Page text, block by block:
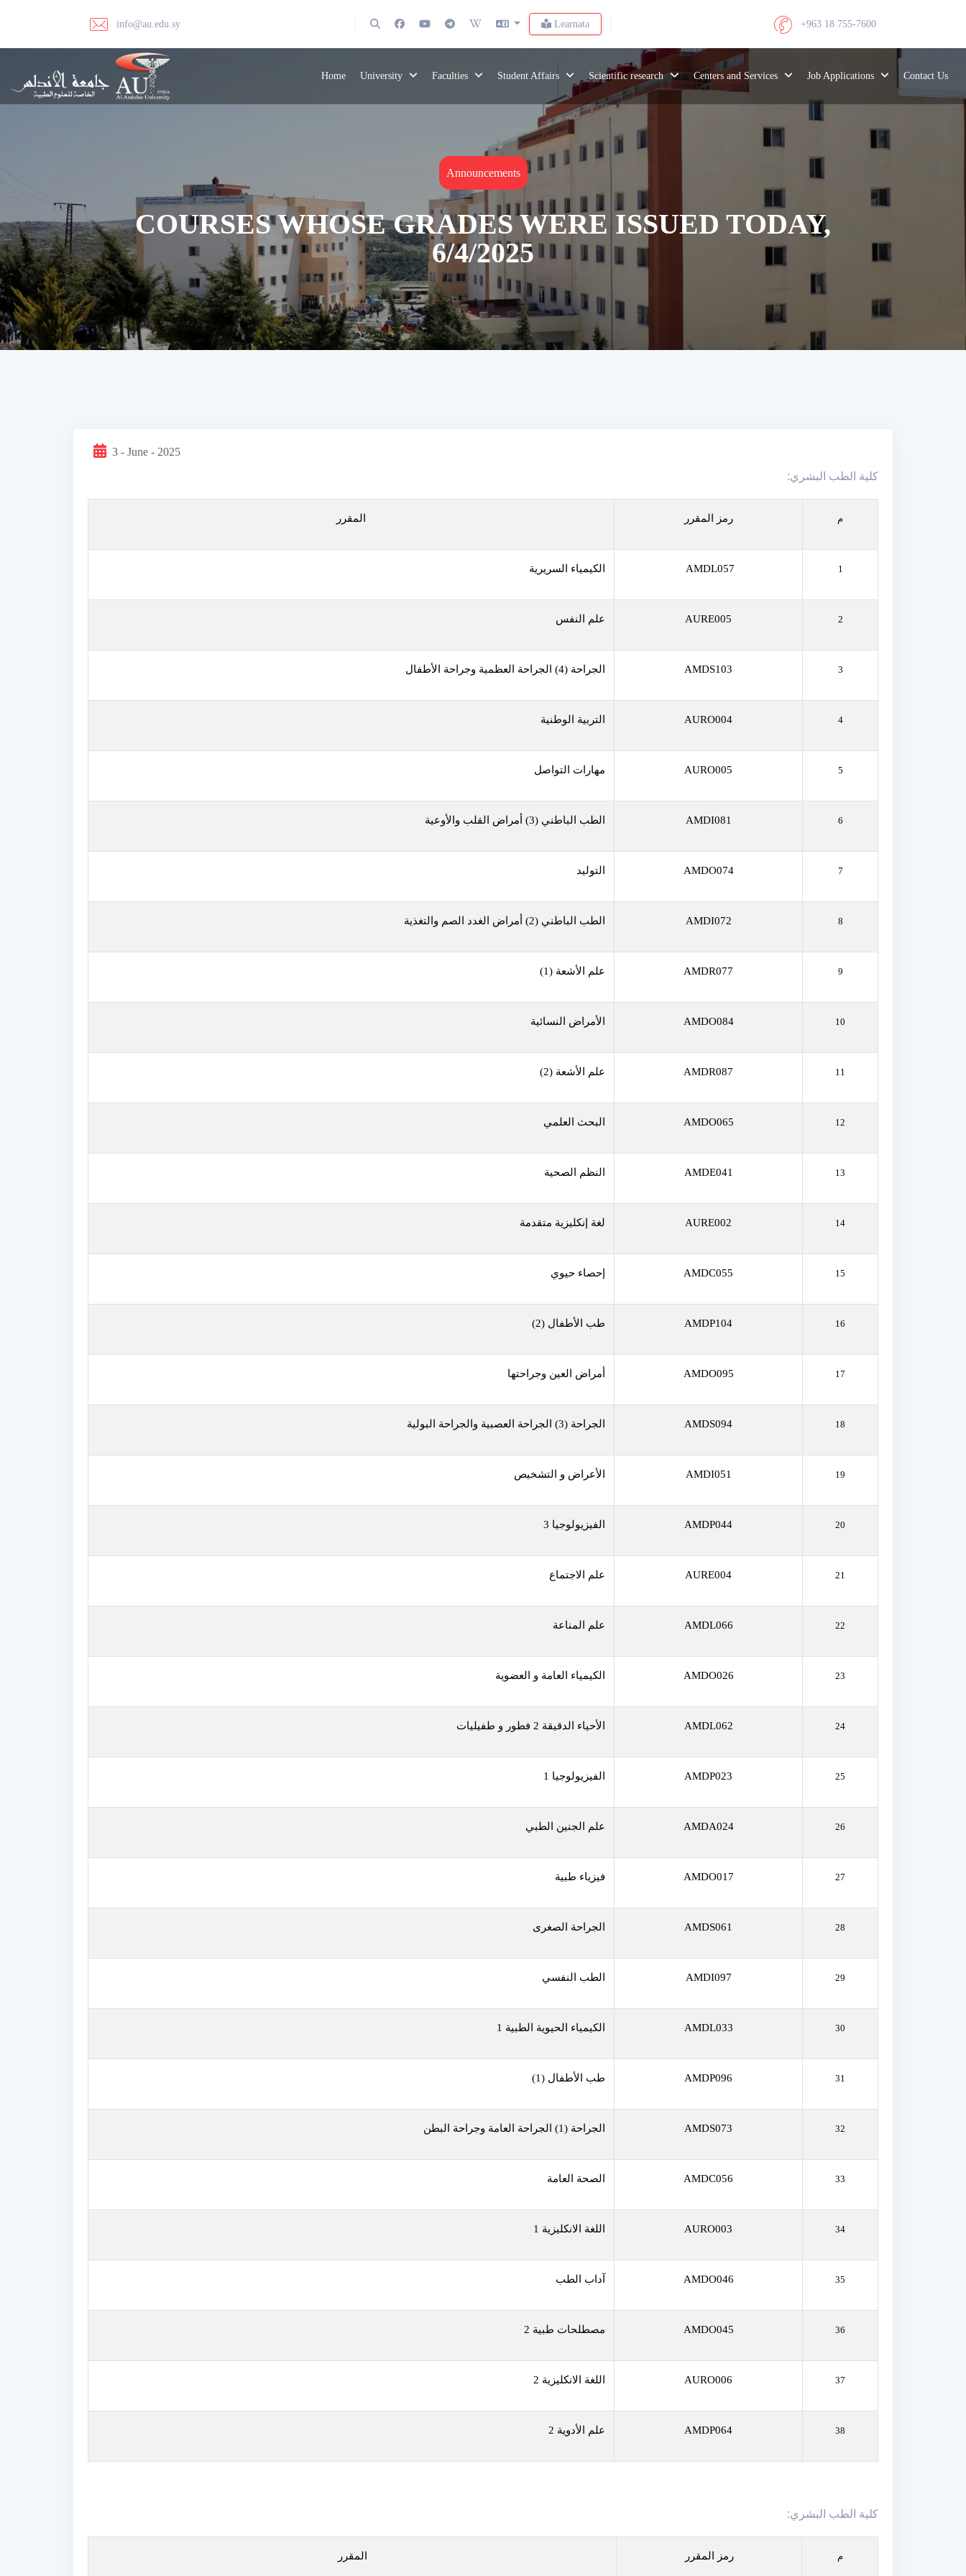
info@au.edu.sy Learnata +963 18 755-7600
Home University Faculties Student Affairs Scientific research Centers and Services Job Applications Contact Us
Announcements
COURSES WHOSE GRADES WERE ISSUED TODAY,
6/4/2025
3 - June - 2025
كلية الطب البشري:
م رمز المقرر المقرر
1
AMDL057 الكيمياء السريرية
2
AURE005 علم النفس
3
AMDS103 الجراحة (4) الجراحة العظمية وجراحة الأطفال
4
AURO004 التربية الوطنية
5
AURO005 مهارات التواصل
6
AMDI081 الطب الباطني (3) أمراض القلب والأوعية
7
AMDO074 التوليد
8
AMDI072 الطب الباطني (2) أمراض الغدد الصم والتغذية
9
AMDR077 علم الأشعة (1)
10
AMDO084 الأمراض النسائية
11
AMDR087 علم الأشعة (2)
12
AMDO065 البحث العلمي
13
AMDE041 النظم الصحية
14
AURE002 لغة إنكليزية متقدمة
15
AMDC055 إحصاء حيوي
16
AMDP104 طب الأطفال (2)
17
AMDO095 أمراض العين وجراحتها
18
AMDS094 الجراحة (3) الجراحة العصبية والجراحة البولية
19
AMDI051 الأعراض و التشخيص
20
AMDP044 الفيزيولوجيا 3
21
AURE004 علم الاجتماع
22
AMDL066 علم المناعة
23
AMDO026 الكيمياء العامة و العضوية
24
AMDL062 الأحياء الدقيقة 2 فطور و طفيليات
25
AMDP023 الفيزيولوجيا 1
26
AMDA024 علم الجنين الطبي
27
AMDO017 فيزياء طبية
28
AMDS061 الجراحة الصغرى
29
AMDI097 الطب النفسي
30
AMDL033 الكيمياء الحيوية الطبية 1
31
AMDP096 طب الأطفال (1)
32
AMDS073 الجراحة (1) الجراحة العامة وجراحة البطن
33
AMDC056 الصحة العامة
34
AURO003 اللغة الانكليزية 1
35
AMDO046 آداب الطب
36
AMDO045 مصطلحات طبية 2
37
AURO006 اللغة الانكليزية 2
38
AMDP064 علم الأدوية 2
كلية الطب البشري:
م رمز المقرر المقرر